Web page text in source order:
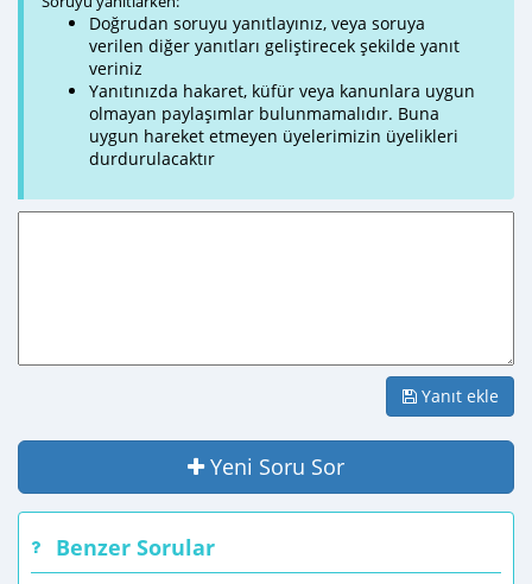
Doğrudan soruyu yanıtlayınız, veya soruya
verilen diğer yanıtları geliştirecek şekilde yanıt
veriniz
Yanıtınızda hakaret, küfür veya kanunlara uygun
olmayan paylaşımlar bulunmamalıdır. Buna
uygun hareket etmeyen üyelerimizin üyelikleri
durdurulacaktır
Yanıt ekle
Yeni Soru Sor
Benzer Sorular